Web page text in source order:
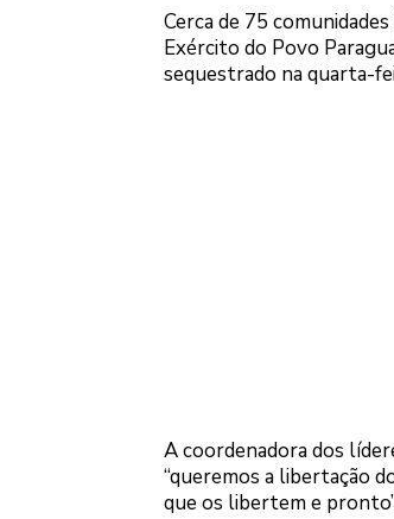
Cerca de 75
Exército do Povo
sequestrado na quarta-
A coordenadora dos
“queremos a libertação
que os libertem e